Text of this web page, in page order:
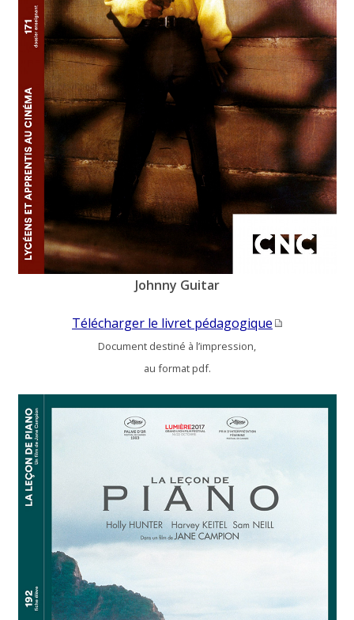
Johnny Guitar
Télécharger le livret pédagogique
Document destiné à l’impression,
au format pdf.